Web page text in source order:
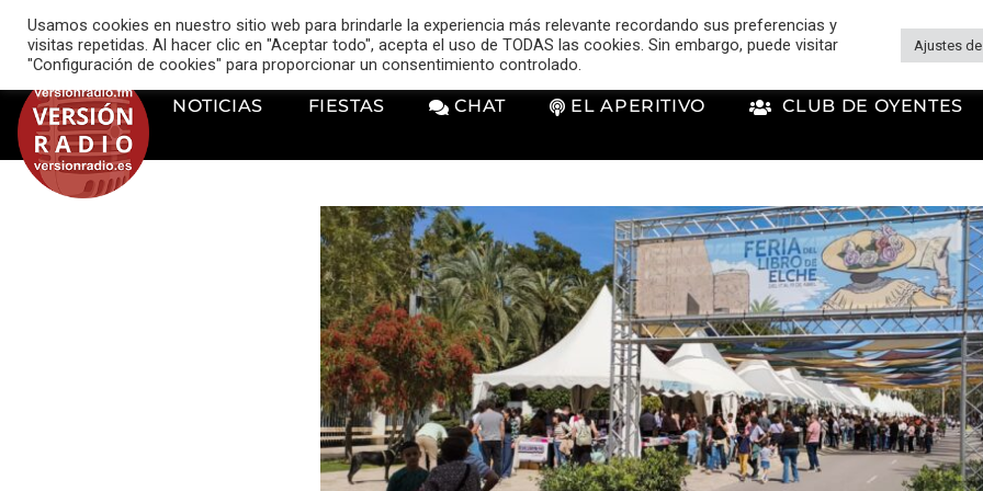
music_note VERSIÓN RADIO
NOTICIAS FIESTAS CHAT EL APERITIVO CLUB DE OYENTES
Usamos cookies en nuestro sitio web para brindarle la experiencia más relevante recordando sus preferencias y
visitas repetidas. Al hacer clic en "Aceptar todo", acepta el uso de TODAS las cookies. Sin embargo, puede visitar
"Configuración de cookies" para proporcionar un consentimiento controlado.
Ajustes